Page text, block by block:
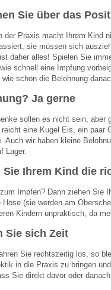
Sie über das
der Praxis macht Ihrem Kind
sie müssen sich
daher alles! Spielen Sie
schnell eine Impfung
wie schön die Belohnung
Ja gerne
sollen es nicht sein, aber
reicht eine Kugel Eis, ein paar
Auch wir haben kleine
Lager.
Sie Ihrem Kind die
Impfen? Dann ziehen Sie
Hose (sie werden am
Kindern unpraktisch, da
Sie sich Zeit
Sie rechtszeitig los, so
in die Praxis zu bringen
Sie direkt davor oder